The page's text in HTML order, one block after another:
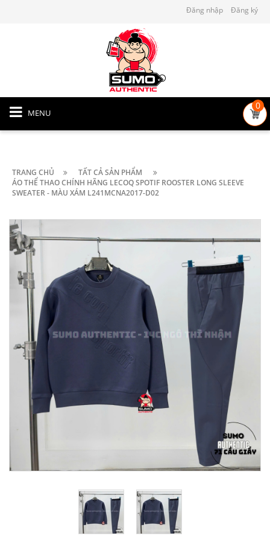
Đăng nhập Đăng ký
MENU
0
TRANG CHỦ
TẤT CẢ SẢN PHẨM
ÁO THỂ THAO CHÍNH HÃNG LECOQ SPOTIF ROOSTER LONG SLEEVE
SWEATER - MÀU XÁM L241MCNA2017-D02